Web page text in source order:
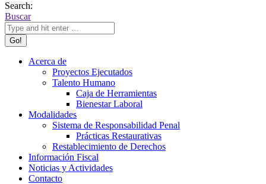
Search:
Buscar
Acerca de
Proyectos Ejecutados
Talento Humano
Caja de Herramientas
Bienestar Laboral
Modalidades
Sistema de Responsabilidad Penal
Prácticas Restaurativas
Restablecimiento de Derechos
Información Fiscal
Noticias y Actividades
Contacto